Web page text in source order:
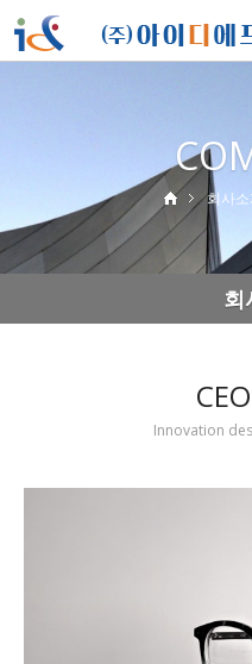
회사소
회
Innovation